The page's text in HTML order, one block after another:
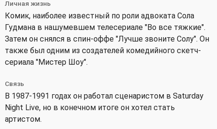
Личная жизнь
Комик, наиболее известный по роли адвоката Сола
Гудмана в нашумевшем телесериале "Во все тяжкие".
Затем он снялся в спин-оффе "Лучше звоните Солу". Он
также был одним из создателей комедийного скетч-
сериала "Мистер Шоу".
Связь
В 1987-1991 годах он работал сценаристом в Saturday
Night Live, но в конечном итоге он хотел стать
артистом.